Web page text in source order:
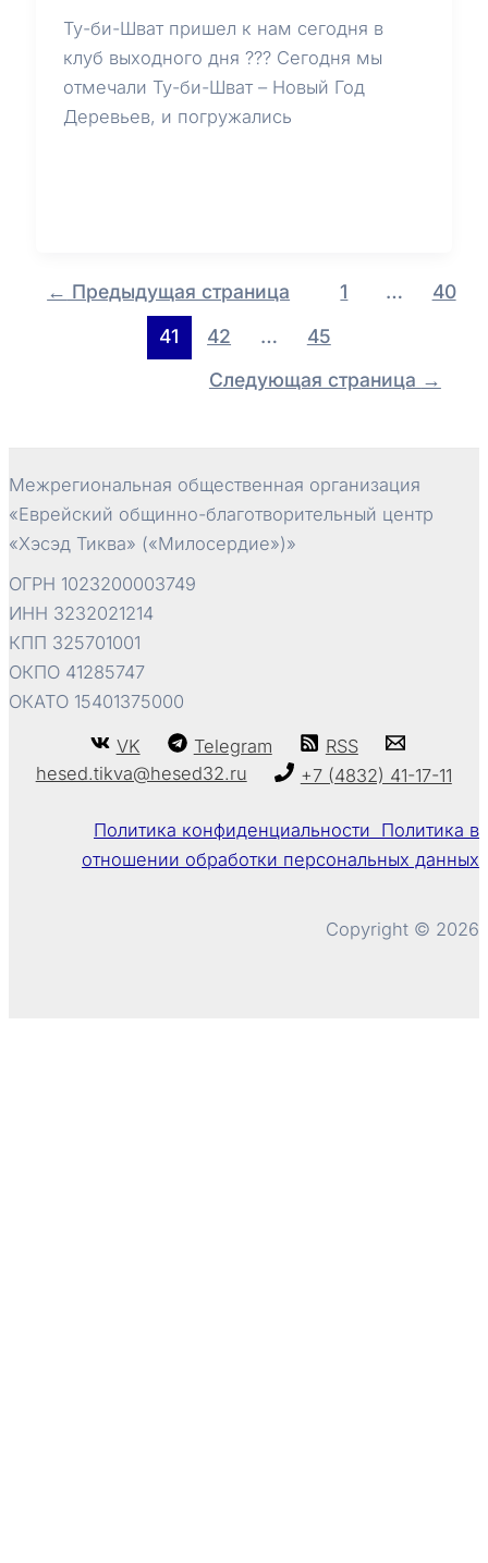
Ту-би-Шват пришел к нам сегодня в
клуб выходного дня ??? Сегодня мы
отмечали Ту-би-Шват – Новый Год
Деревьев, и погружались
Постраничная
← Предыдущая страница 1 …
40
41
42 …
45
Следующая страница →
Межрегиональная общественная организация
«Еврейский общинно-благотворительный центр
«Хэсэд Тиква» («Милосердие»)»
ОГРН 1023200003749
ИНН 3232021214
КПП 325701001
ОКПО 41285747
ОКАТО 15401375000
VK Telegram
RSS
hesed.tikva@hesed32.ru
+7 (4832) 41-17-11
Политика конфиденциальности Политика в
отношении обработки персональных данных
Copyright © 2026